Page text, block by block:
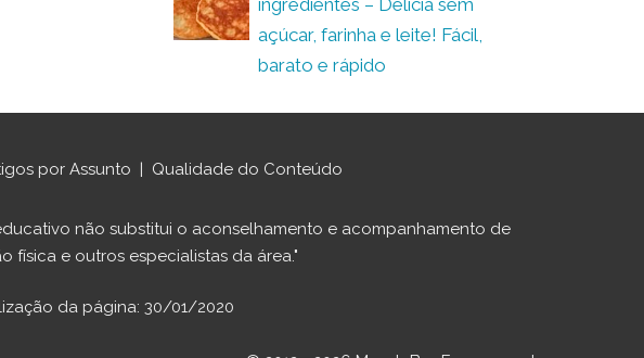
açúcar, farinha e leite! Fácil,
barato e rápido
por Assunto | Qualidade do Conteúdo
não substitui o aconselhamento e acompanhamento de
física e outros especialistas da área."
da página: 30/01/2020